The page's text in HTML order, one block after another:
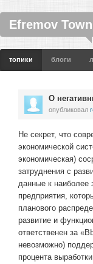
Efremov Town
топики блоги
О
опубликовал
Не секрет, что
экономической
экономическая)
затруднения с
данные к
предприятия,
планового
развитие и
ответственен за
невозможно)
процента